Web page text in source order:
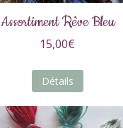
Assortiment Rêve Bleu
15,00€
Détails